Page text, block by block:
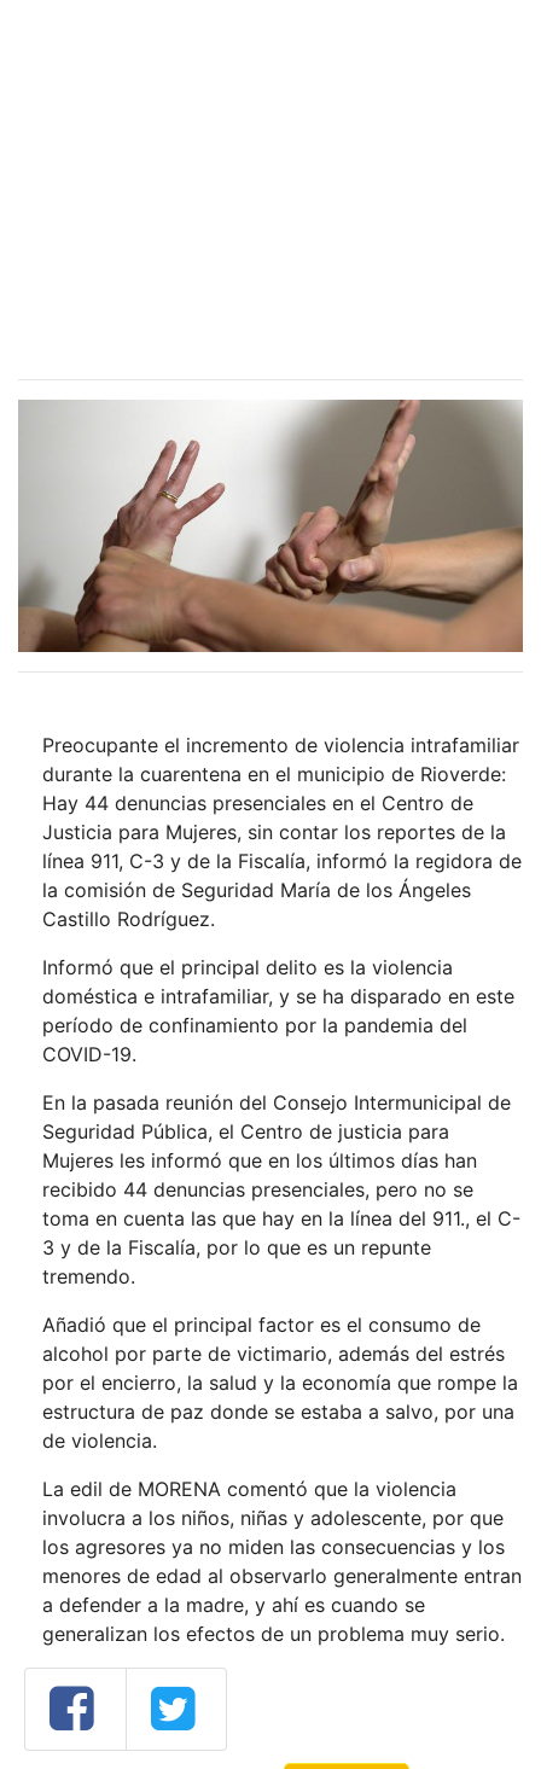
Preocupante el incremento de violencia intrafamiliar
durante la cuarentena en el municipio de Rioverde:
Hay 44 denuncias presenciales en el Centro de
Justicia para Mujeres, sin contar los reportes de la
línea 911, C-3 y de la Fiscalía, informó la regidora de
la comisión de Seguridad María de los Ángeles
Castillo Rodríguez.
Informó que el principal delito es la violencia
doméstica e intrafamiliar, y se ha disparado en este
período de confinamiento por la pandemia del
COVID-19.
En la pasada reunión del Consejo Intermunicipal de
Seguridad Pública, el Centro de justicia para
Mujeres les informó que en los últimos días han
recibido 44 denuncias presenciales, pero no se
toma en cuenta las que hay en la línea del 911., el C-
3 y de la Fiscalía, por lo que es un repunte
tremendo.
Añadió que el principal factor es el consumo de
alcohol por parte de victimario, además del estrés
por el encierro, la salud y la economía que rompe la
estructura de paz donde se estaba a salvo, por una
de violencia.
La edil de MORENA comentó que la violencia
involucra a los niños, niñas y adolescente, por que
los agresores ya no miden las consecuencias y los
menores de edad al observarlo generalmente entran
a defender a la madre, y ahí es cuando se
generalizan los efectos de un problema muy serio.